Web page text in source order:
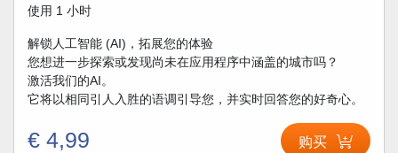
使用 1 小时
解锁人工智能 (AI)，拓展您的体验
您想进一步探索或发现尚未在应用程序中涵盖的城市吗？
激活我们的AI。
它将以相同引人入胜的语调引导您，并实时回答您的好奇心。
€ 4,99 购买